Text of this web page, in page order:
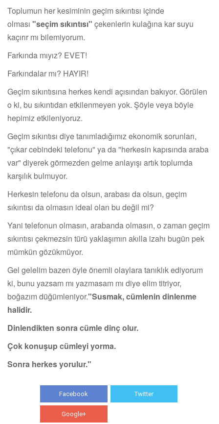
Toplumun her kesiminin geçim sıkıntısı içinde
olması "seçim sıkıntısı" çekenlerin kulağına kar suyu
kaçırır mı bilemiyorum.
Farkında mıyız? EVET!
Farkındalar mı? HAYIR!
Geçim sıkıntısına herkes kendi açısından bakıyor. Görülen
o ki, bu sıkıntıdan etkilenmeyen yok. Şöyle veya böyle
hepimiz etkileniyoruz.
Geçim sıkıntısı diye tanımladığımız ekonomik sorunları,
"çıkar cebindeki telefonu" ya da "herkesin kapısında araba
var" diyerek görmezden gelme anlayışı artık toplumda
karşılık bulmuyor.
Herkesin telefonu da olsun, arabası da olsun, geçim
sıkıntısı da olmasın ideal olan bu değil mi?
Yani telefonun olmasın, arabanda olmasın, o zaman geçim
sıkıntısı çekmezsin türü yaklaşımın akılla izahı bugün pek
mümkün gözükmüyor.
Gel gelelim bazen öyle önemli olaylara tanıklık ediyorum
ki, bunu yazsam mı yazmasam mı diye elim titriyor,
boğazım düğümleniyor."Susmak, cümlenin dinlenme
halidir.
Dinlendikten sonra cümle dinç olur.
Çok konuşup cümleyi yorma.
Sonra herkes yorulur."
Facebook Twitter
Google+